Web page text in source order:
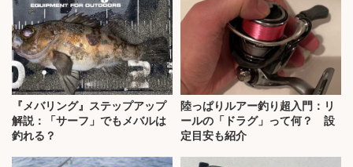
『メバリング』ステップアップ
解説：「サーフ」でもメバルは
釣れる？
陸っぱりルアー釣り超入門：リ
ールの「ドラグ」って何？ 設
定目安も紹介